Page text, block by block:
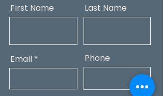
First Name Last Name
Email Phone